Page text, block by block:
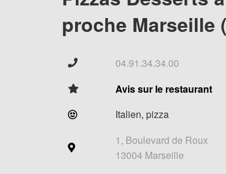
proche Marseille
04.91.34.34.00
Avis sur le restaurant
Italien, pizza
1, Boulevard de Roux
13004 Marseille